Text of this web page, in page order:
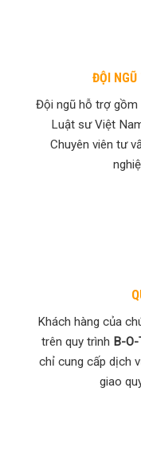
ĐỘI
Đội ngũ hỗ trợ gồm
Luật sư Việt
Chuyên viên tư
Khách hàng của
trên quy trình B-
chỉ cung cấp dịch
giao